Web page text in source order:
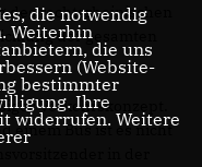
rechtsrheinischen
der gesamten
Verkehrskonzept.
einem Bus ist es nicht
in der
die notwendig
Weiterhin
die uns
(Website-
bestimmter
Ihre
widerrufen. Weitere